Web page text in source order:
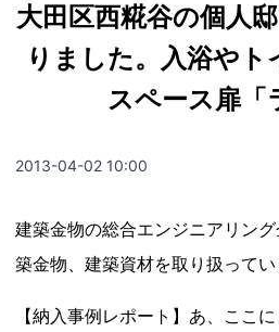
大田区西糀谷の個人
りました。入浴や
スペース扉「
2013-04-02 10:00
建築金物の総合エンジニアリン
築金物、建築資材を取り扱って
【納入事例レポート】あ、ここ